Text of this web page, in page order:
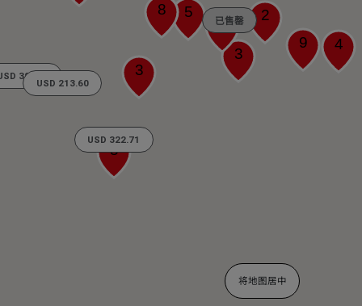
USD 322.71
307.03
USD 213.60
已售罄
9
5
5
8 2
3
4
3
3
将地图居中